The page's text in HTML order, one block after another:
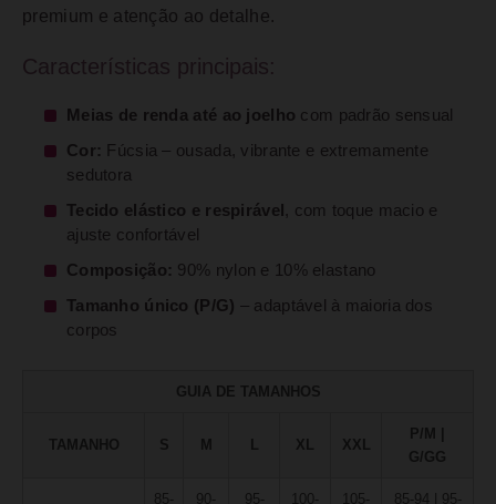
premium e atenção ao detalhe.
Características principais:
Meias de renda até ao joelho com padrão sensual
Cor: Fúcsia – ousada, vibrante e extremamente
sedutora
Tecido elástico e respirável , com toque macio e
ajuste confortável
Composição: 90% nylon e 10% elastano
Tamanho único (P/G) – adaptável à maioria dos
corpos
GUIA DE TAMANHOS
TAMANHO S M L XL XXL
P/M |
G/GG
85-
90-
95-
100-
105-
85-94 | 95-